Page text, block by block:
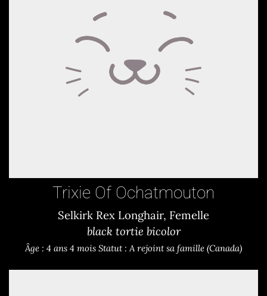
Trixie Of Ochatmouton
Selkirk Rex Longhair, Femelle
black tortie bicolor
Âge : 4 ans 4 mois Statut : A rejoint sa famille (Canada)